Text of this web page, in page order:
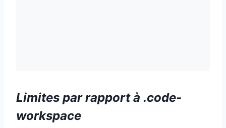
Limites par rapport à .code-
workspace